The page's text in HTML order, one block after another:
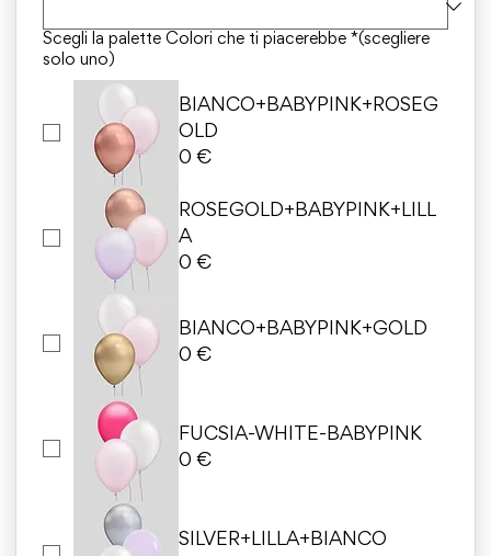
Scegli la palette Colori che ti piacerebbe *(scegliere
solo uno)
BIANCO+BABYPINK+ROSEG
OLD
0 €
ROSEGOLD+BABYPINK+LILL
A
0 €
BIANCO+BABYPINK+GOLD
0 €
FUCSIA-WHITE-BABYPINK
0 €
SILVER+LILLA+BIANCO